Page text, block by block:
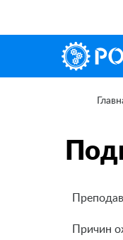
Причин